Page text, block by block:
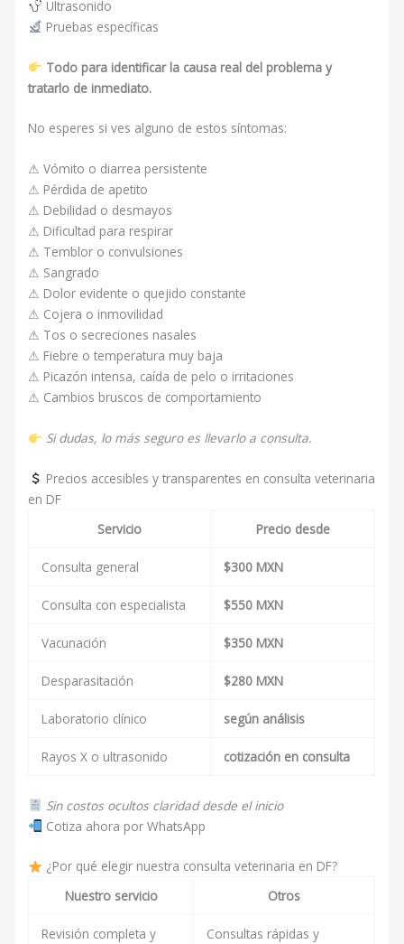
Ultrasonido
Pruebas específicas
Todo para identificar la causa real del problema y
tratarlo de inmediato.
No esperes si ves alguno de estos síntomas:
⚠ Vómito o diarrea persistente
⚠ Pérdida de apetito
⚠ Debilidad o desmayos
⚠ Dificultad para respirar
⚠ Temblor o convulsiones
⚠ Sangrado
⚠ Dolor evidente o quejido constante
⚠ Cojera o inmovilidad
⚠ Tos o secreciones nasales
⚠ Fiebre o temperatura muy baja
⚠ Picazón intensa, caída de pelo o irritaciones
⚠ Cambios bruscos de comportamiento
Si dudas, lo más seguro es llevarlo a consulta.
Precios accesibles y transparentes en consulta veterinaria
en DF
Servicio
Precio desde
Consulta general $300 MXN
Consulta con especialista $550 MXN
Vacunación $350 MXN
Desparasitación $280 MXN
Laboratorio clínico según análisis
Rayos X o ultrasonido cotización en consulta
Sin costos ocultos claridad desde el inicio
Cotiza ahora por WhatsApp
¿Por qué elegir nuestra consulta veterinaria en DF?
Nuestro servicio
Otros
Revisión completa y
Consultas rápidas y